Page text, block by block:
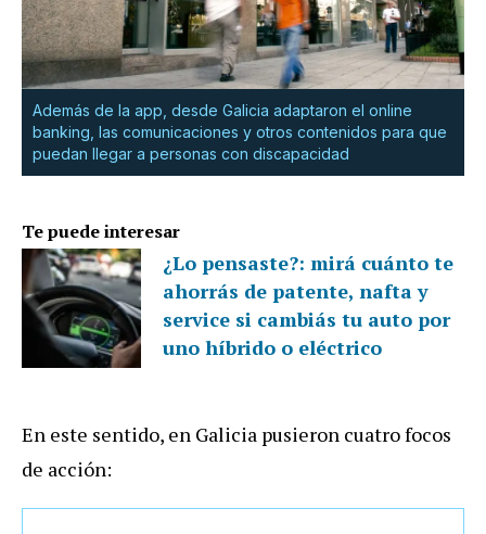
Además de la app, desde Galicia adaptaron el online
banking, las comunicaciones y otros contenidos para que
puedan llegar a personas con discapacidad
Te puede interesar
¿Lo pensaste?: mirá cuánto te
ahorrás de patente, nafta y
service si cambiás tu auto por
uno híbrido o eléctrico
En este sentido, en Galicia pusieron cuatro focos
de acción: